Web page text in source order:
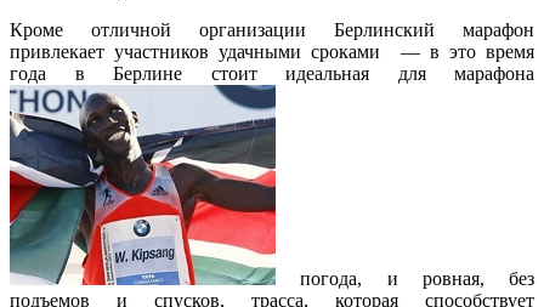
Кроме отличной организации Берлинский марафон
привлекает участников удачными сроками — в это время
года в Берлине стоит идеальная для марафона
погода, и ровная, без
подъемов и спусков, трасса, которая способствует